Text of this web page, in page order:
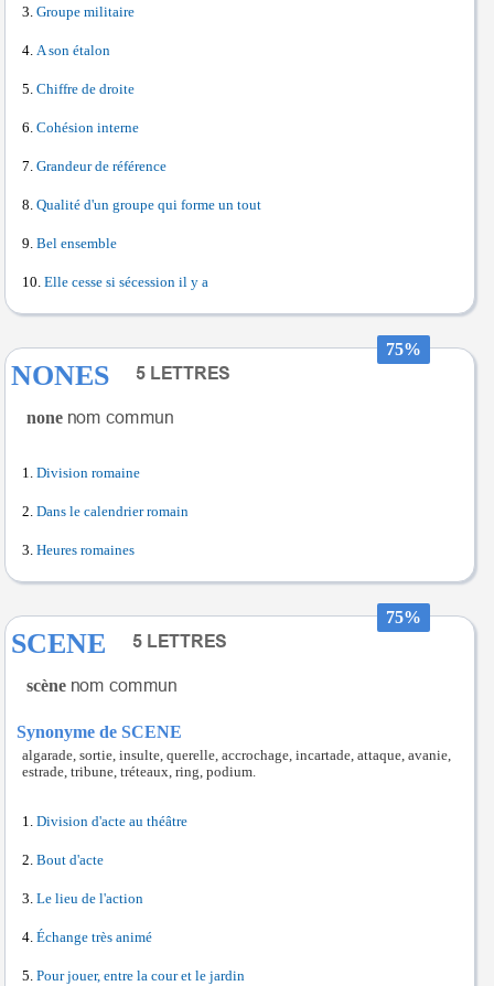
Groupe militaire
A son étalon
Chiffre de droite
Cohésion interne
Grandeur de référence
Qualité d'un groupe qui forme un tout
Bel ensemble
Elle cesse si sécession il y a
75%
NONES
none
Division romaine
Dans le calendrier romain
Heures romaines
75%
SCENE
scène
Synonyme de SCENE
algarade, sortie, insulte, querelle, accrochage, incartade, attaque, avanie,
estrade, tribune, tréteaux, ring, podium.
Division d'acte au théâtre
Bout d'acte
Le lieu de l'action
Échange très animé
Pour jouer, entre la cour et le jardin